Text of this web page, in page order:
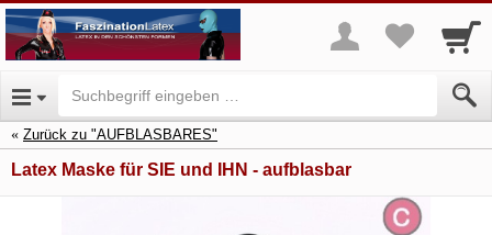
Zurück zu "AUFBLASBARES"
Latex Maske für SIE und IHN - aufblasbar